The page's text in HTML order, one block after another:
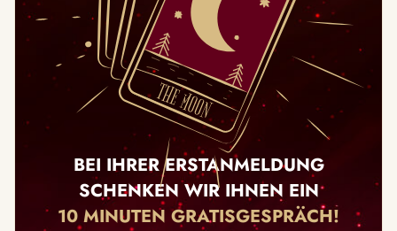
BEI IHRER ERSTANMELDUNG
SCHENKEN WIR IHNEN EIN
10 MINUTEN GRATISGESPRÄCH!